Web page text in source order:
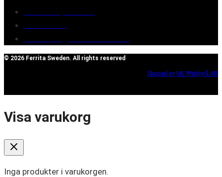
© 2026 Ferrita Sweden. All rights reserved
Skapad av ML Webbyrå AB
Visa varukorg
Inga produkter i varukorgen.